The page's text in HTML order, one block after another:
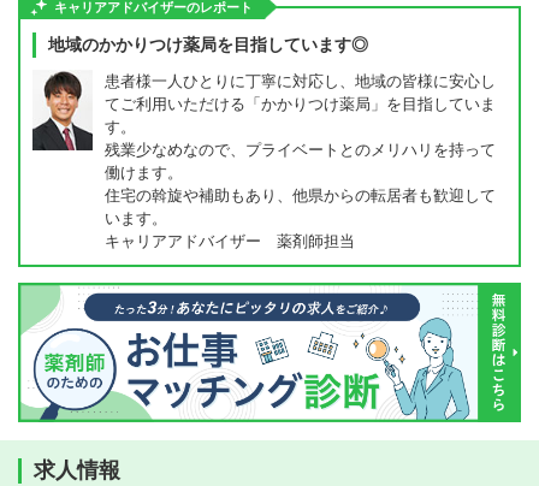
キャリアアドバイザーのレポート
地域のかかりつけ薬局を目指しています◎
患者様一人ひとりに丁寧に対応し、地域の皆様に安心し
てご利用いただける「かかりつけ薬局」を目指していま
す。
残業少なめなので、プライベートとのメリハリを持って
働けます。
住宅の斡旋や補助もあり、他県からの転居者も歓迎して
います。
キャリアアドバイザー 薬剤師担当
求人情報